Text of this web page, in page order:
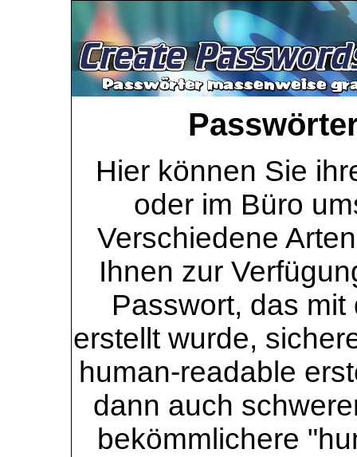
Hier können Sie
oder im Büro
Verschiedene
Ihnen zur
Passwort, das
erstellt wurde,
human-readable
dann auch
bekömmlichere